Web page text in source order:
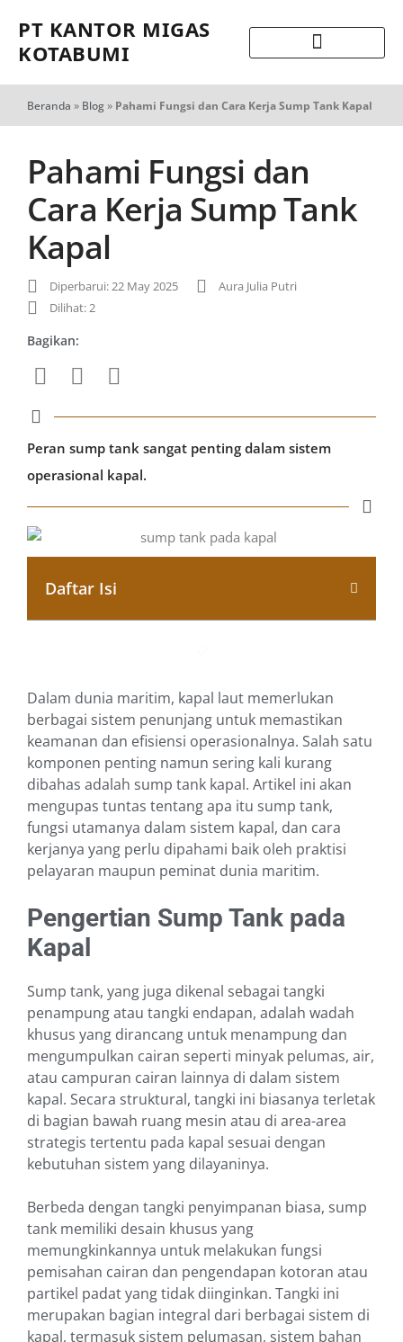
PT KANTOR MIGAS
KOTABUMI
Beranda » Blog» Pahami Fungsi dan Cara Kerja Sump Tank Kapal
Pahami Fungsi dan
Cara Kerja Sump Tank
Kapal
Diperbarui: 22 May 2025
Aura Julia Putri
Dilihat: 2
Bagikan:
Peran sump tank sangat penting dalam sistem
operasional kapal.
Daftar Isi
Dalam dunia maritim, kapal laut memerlukan
berbagai sistem penunjang untuk memastikan
keamanan dan efisiensi operasionalnya. Salah satu
komponen penting namun sering kali kurang
dibahas adalah sump tank kapal. Artikel ini akan
mengupas tuntas tentang apa itu sump tank,
fungsi utamanya dalam sistem kapal, dan cara
kerjanya yang perlu dipahami baik oleh praktisi
pelayaran maupun peminat dunia maritim.
Pengertian Sump Tank pada
Kapal
Sump tank, yang juga dikenal sebagai tangki
penampung atau tangki endapan, adalah wadah
khusus yang dirancang untuk menampung dan
mengumpulkan cairan seperti minyak pelumas, air,
atau campuran cairan lainnya di dalam sistem
kapal. Secara struktural, tangki ini biasanya terletak
di bagian bawah ruang mesin atau di area-area
strategis tertentu pada kapal sesuai dengan
kebutuhan sistem yang dilayaninya.
Berbeda dengan tangki penyimpanan biasa, sump
tank memiliki desain khusus yang
memungkinkannya untuk melakukan fungsi
pemisahan cairan dan pengendapan kotoran atau
partikel padat yang tidak diinginkan. Tangki ini
merupakan bagian integral dari berbagai sistem di
kapal, termasuk sistem pelumasan, sistem bahan